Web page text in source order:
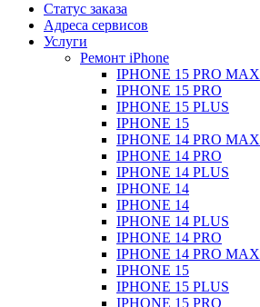
Статус заказа
Адреса сервисов
Услуги
Ремонт iPhone
IPHONE 15 PRO MAX
IPHONE 15 PRO
IPHONE 15 PLUS
IPHONE 15
IPHONE 14 PRO MAX
IPHONE 14 PRO
IPHONE 14 PLUS
IPHONE 14
IPHONE 14
IPHONE 14 PLUS
IPHONE 14 PRO
IPHONE 14 PRO MAX
IPHONE 15
IPHONE 15 PLUS
IPHONE 15 PRO